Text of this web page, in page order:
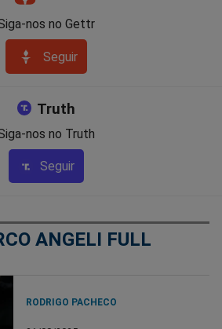
nos no Gettr
Seguir
Truth
nos no Truth
Seguir
ANGELI FULL
RODRIGO PACHECO